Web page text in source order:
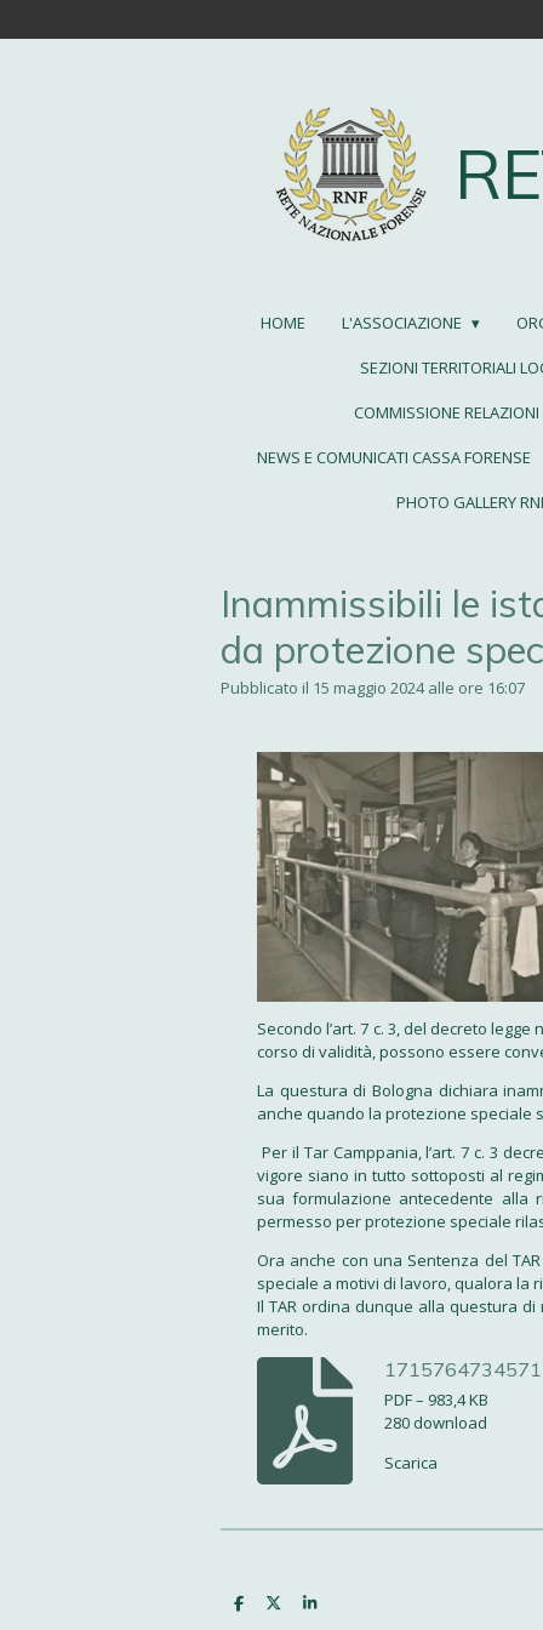
HOME L'ASSOCIAZIONE
SEZIONI TERRITORIALI
COMMISSIONE
NEWS E COMUNICATI CASSA FORENSE
PHOTO GALLERY
Inammissibili le
da protezione
Pubblicato il 15 maggio 2024 alle ore 16:07
Secondo l’art. 7 c. 3, del decreto
corso di validità, possono essere
La questura di Bologna dichiara
anche quando la protezione speciale
Per il Tar Camppania, l’art. 7 c. 3
vigore siano in tutto sottoposti al
sua formulazione antecedente alla
permesso per protezione speciale
Ora anche con una Sentenza del
speciale a motivi di lavoro, qualora la
Il TAR ordina dunque alla questura
merito.
PDF – 983,4 KB
280 download
Scarica
C
C
C